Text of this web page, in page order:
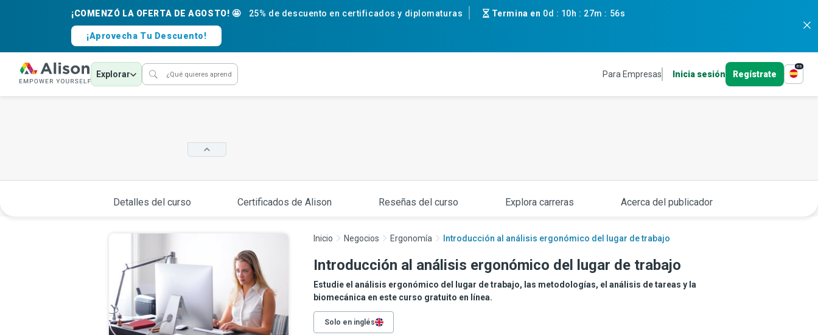
¡COMENZÓ LA OFERTA DE AGOSTO! 🤩 25% de descuento en certificados y diplomaturas Termina en 0d : 10h : 27m : 55s
¡Aprovecha Tu Descuento!
Explorar Para Empresas Inicia sesión Regístrate
es
Detalles del curso Certificados de Alison Reseñas del curso Explora carreras Acerca del publicador
Inicio Negocios Ergonomía Introducción al análisis ergonómico del lugar de trabajo
Introducción al análisis ergonómico del lugar de trabajo
Estudie el análisis ergonómico del lugar de trabajo, las metodologías, el análisis de tareas y la
biomecánica en este curso gratuito en línea.
Solo en inglés